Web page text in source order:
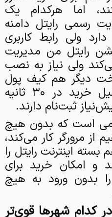
اما هرکدام یک
رسمی رایتل دامنه
ولی رابط کاربری
رایتل من مدیریت
ولی نیاز به نصب
دیگر هم کیف پول
اعتباری یا وعده تکمیل خرید در ۳۰ ثانیه
ثبت‌نام دارند.
است که بدون هیچ
از مرورگر کار می‌کند،
اینترنت رایتل را
امکان خرید برای
بدون ورود به هیچ
کدام شهرها قوی‌تر